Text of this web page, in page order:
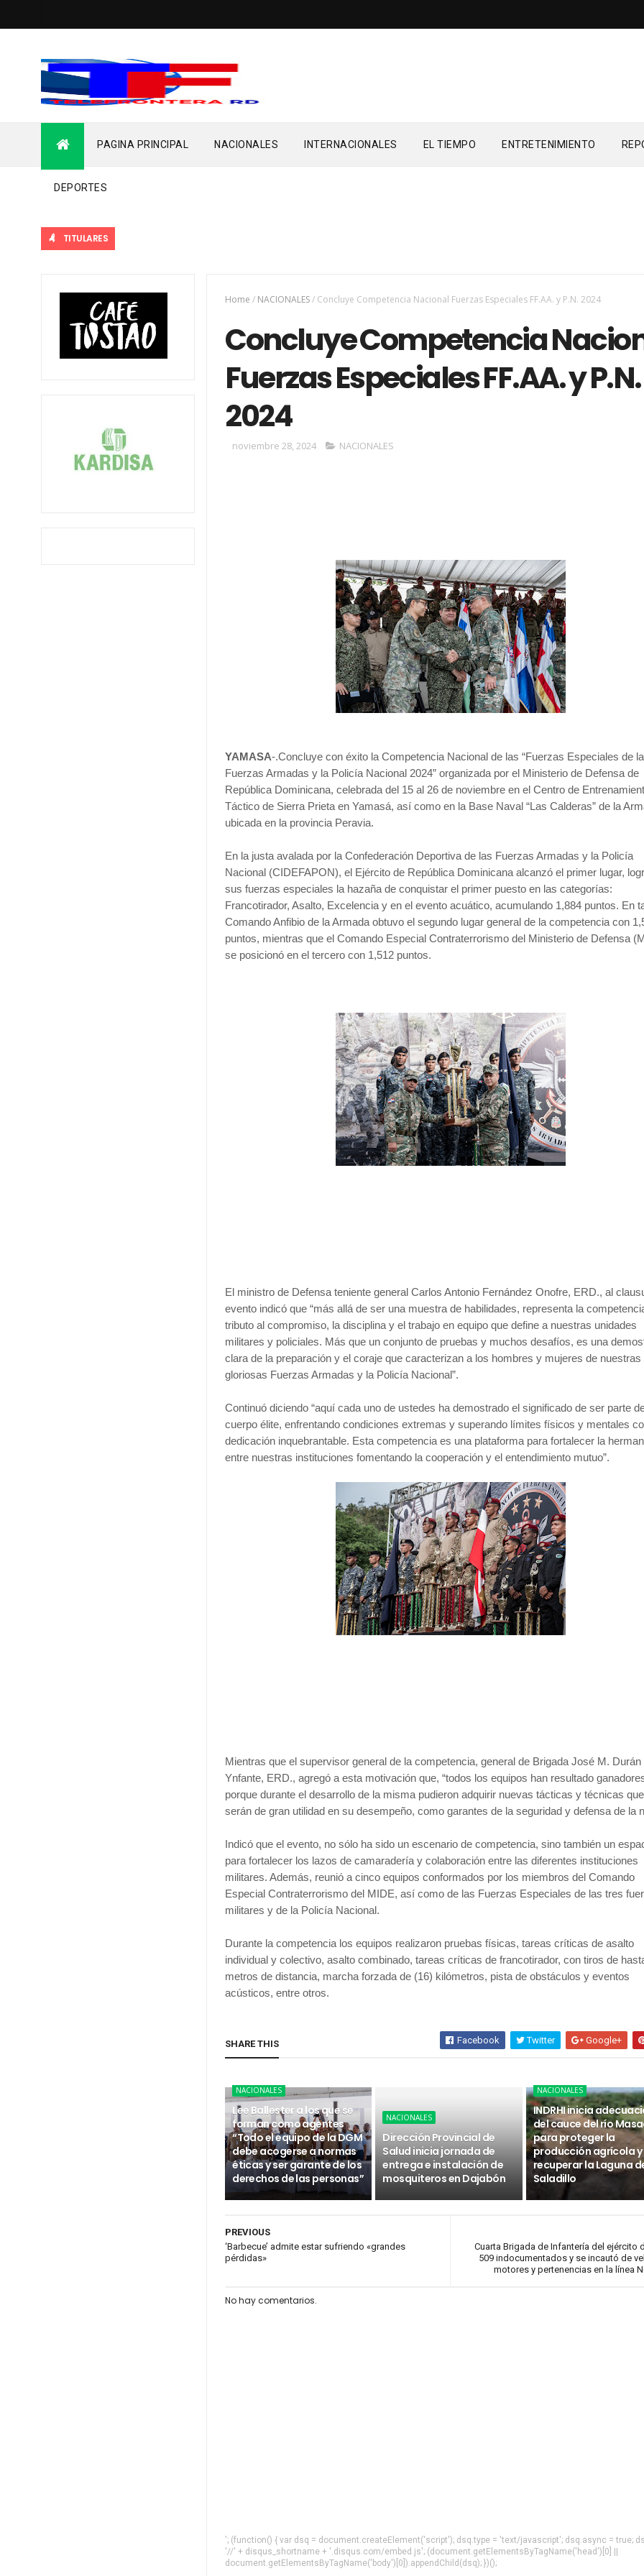
PAGINA PRINCIPAL NACIONALES INTERNACIONALES EL TIEMPO ENTRETENIMIENTO
DEPORTES
TITULARES
Home / NACIONALES/ Concluye Competencia Nacional Fuerzas Especiales FF.AA. y P.N. 2024
Concluye Competencia
Fuerzas Especiales FF.AA. y P.N.
2024
noviembre 28, 2024 NACIONALES
YAMASA-.Concluye con éxito la Competencia Nacional de las “Fuerzas Especiales de
Fuerzas Armadas y la Policía Nacional 2024” organizada por el Ministerio de Defensa de
República Dominicana, celebrada del 15 al 26 de noviembre en el Centro de
Táctico de Sierra Prieta en Yamasá, así como en la Base Naval “Las Calderas” de la
ubicada en la provincia Peravia.
En la justa avalada por la Confederación Deportiva de las Fuerzas Armadas y la Policía
Nacional (CIDEFAPON), el Ejército de República Dominicana alcanzó el primer lugar,
sus fuerzas especiales la hazaña de conquistar el primer puesto en las categorías:
Francotirador, Asalto, Excelencia y en el evento acuático, acumulando 1,884 puntos. En
Comando Anfibio de la Armada obtuvo el segundo lugar general de la competencia con
puntos, mientras que el Comando Especial Contraterrorismo del Ministerio de Defensa
se posicionó en el tercero con 1,512 puntos.
El ministro de Defensa teniente general Carlos Antonio Fernández Onofre, ERD., al
evento indicó que “más allá de ser una muestra de habilidades, representa la
tributo al compromiso, la disciplina y el trabajo en equipo que define a nuestras unidades
militares y policiales. Más que un conjunto de pruebas y muchos desafíos, es una
clara de la preparación y el coraje que caracterizan a los hombres y mujeres de nuestras
gloriosas Fuerzas Armadas y la Policía Nacional”.
Continuó diciendo “aquí cada uno de ustedes ha demostrado el significado de ser parte
cuerpo élite, enfrentando condiciones extremas y superando límites físicos y mentales
dedicación inquebrantable. Esta competencia es una plataforma para fortalecer la
entre nuestras instituciones fomentando la cooperación y el entendimiento mutuo”.
Mientras que el supervisor general de la competencia, general de Brigada José M. Durán
Ynfante, ERD., agregó a esta motivación que, “todos los equipos han resultado
porque durante el desarrollo de la misma pudieron adquirir nuevas tácticas y técnicas
serán de gran utilidad en su desempeño, como garantes de la seguridad y defensa de la
Indicó que el evento, no sólo ha sido un escenario de competencia, sino también un
para fortalecer los lazos de camaradería y colaboración entre las diferentes instituciones
militares. Además, reunió a cinco equipos conformados por los miembros del Comando
Especial Contraterrorismo del MIDE, así como de las Fuerzas Especiales de las tres
militares y de la Policía Nacional.
Durante la competencia los equipos realizaron pruebas físicas, tareas críticas de asalto
individual y colectivo, asalto combinado, tareas críticas de francotirador, con tiros de
metros de distancia, marcha forzada de (16) kilómetros, pista de obstáculos y eventos
acústicos, entre otros.
SHARE THIS Facebook Twitter Google+
NACIONALES
Lee Ballester a los que se
forman como agentes
“Todo el equipo de la DGM
debe acogerse a normas
éticas y ser garante de los
derechos de las personas”
NACIONALES
Dirección Provincial de
Salud inicia jornada de
entrega e instalación de
mosquiteros en Dajabón
NACIONALES
INDRHI inicia
del cauce del río
para proteger la
producción agrícola y
recuperar la Laguna
Saladillo
Cuarta Brigada de Infantería del ejército
509 indocumentados y se incautó de
motores y pertenencias en la línea
PREVIOUS
‘Barbecue’ admite estar sufriendo «grandes
pérdidas»
No hay comentarios.
'; (function() { var dsq = document.createElement('script'); dsq.type = 'text/javascript'; dsq.async = true;
'//' + disqus_shortname + '.disqus.com/embed.js'; (document.getElementsByTagName('head')[0] ||
document.getElementsByTagName('body')[0]).appendChild(dsq); })();